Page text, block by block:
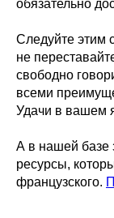
обязательно
Следуйте этим
не
свободно
всеми
Удачи в вашем
А в нашей базе
ресурсы,
французского.